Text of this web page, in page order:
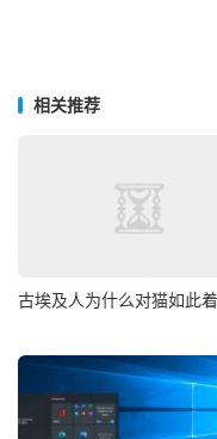
相关推荐
古埃及人为什么对猫如此着